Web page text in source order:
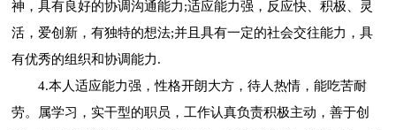
神，具有良好的协调沟通能力;适应能力强，反应快、积极、灵
活，爱创新，有独特的想法;并且具有一定的社会交往能力，具
有优秀的组织和协调能力.
4.本人适应能力强，性格开朗大方，待人热情，能吃苦耐
劳。属学习，实干型的职员，工作认真负责积极主动，善于创